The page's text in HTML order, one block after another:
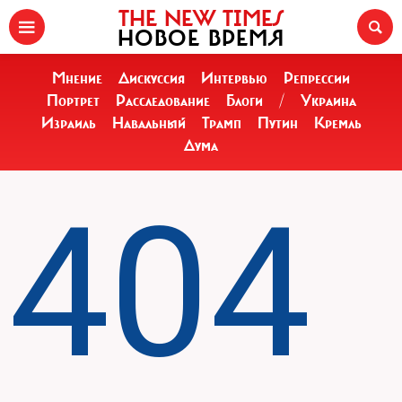
THE NEW TIMES
НОВОЕ ВРЕМЯ
Мнение Дискуссия Интервью
Репрессии
Портрет
Расследование Блоги /
Украина
Израиль
Навальный Трамп Путин
Кремль
Дума
404